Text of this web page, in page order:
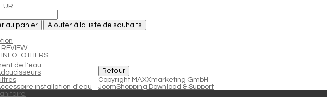
de l'eau
installation d'eau
au panier Ajouter à la liste de souhaits
Copyright MAXXmarketing GmbH
JoomShopping Download & Support